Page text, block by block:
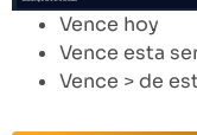
Vence hoy
Vence esta
Vence > de